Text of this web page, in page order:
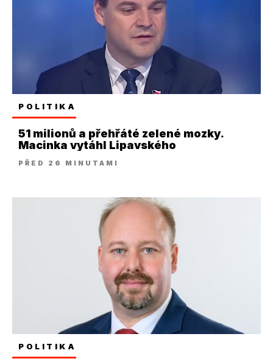
POLITIKA
51 milionů a přehřáté zelené mozky.
Macinka vytáhl Lipavského
PŘED 26 MINUTAMI
POLITIKA